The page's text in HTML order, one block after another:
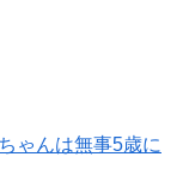
ゃんは無事5歳に